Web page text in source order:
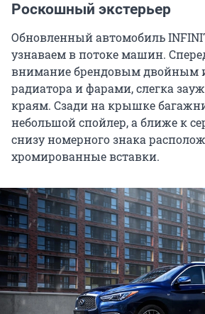
Роскошный экстерьер
Обновленный автомобиль
узнаваем в потоке машин.
внимание брендовым двойным
радиатора и фарами, слегка
краям. Сзади на крышке
небольшой спойлер, а ближе к
снизу номерного знака
хромированные вставки.